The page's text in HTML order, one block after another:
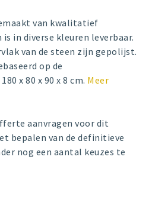
van kwalitatief
in diverse kleuren leverbaar.
van de steen zijn gepolijst.
op de
x 80 x 90 x 8 cm. Meer
aanvragen voor dit
bepalen van de definitieve
nog een aantal keuzes te